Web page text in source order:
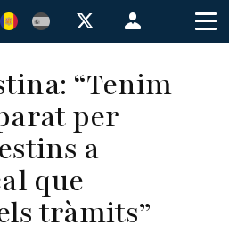
Menú
de
cuenta
de
“Tenim
per
a
que
tràmits”